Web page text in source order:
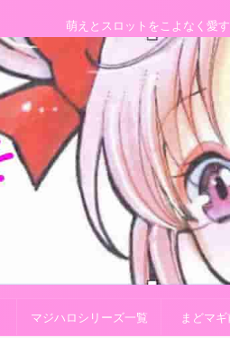
萌えとスロットをこよなく愛
マジハロシリーズ一覧 まどマ